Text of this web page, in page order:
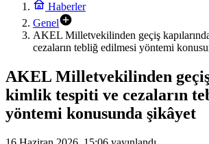
Haberler
Genel
AKEL Milletvekilinden geçiş
cezaların tebliğ edilmesi yöntemi
AKEL Milletvekilinden geçiş
kimlik tespiti ve cezaların
yöntemi konusunda şikâyet